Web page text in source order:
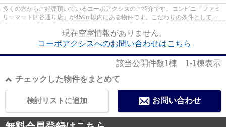
多くの方からご好評頂いているコーポアクシスのご紹介です。コンビニ「ファミ
リーマート四谷通り店」が459m以内にある物件です。こだわりの条件として多
現在空室情報がありません。
コーポアクシスへのお問い合わせはこちら
該当公開件数1棟 1-1棟表示
チェックした物件をまとめて
お問い合わせ
検討リストに追加